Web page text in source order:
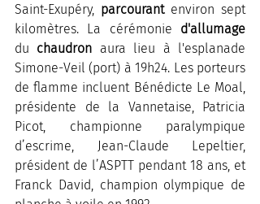
Saint-Exupéry, parcourant environ sept
kilomètres. La cérémonie
du chaudron aura lieu à l'esplanade
Simone-Veil (port) à 19h24. Les porteurs
de flamme incluent Bénédicte Le Moal,
présidente de la Vannetaise, Patricia
Picot, championne paralympique
d’escrime, Jean-Claude Lepeltier,
président de l’ASPTT pendant 18 ans, et
Franck David, champion olympique de